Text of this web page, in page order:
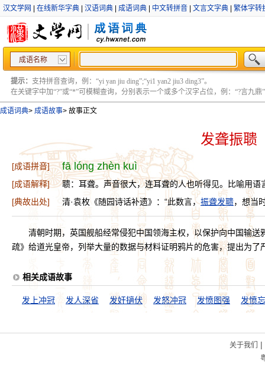
汉文学网 在线新华字典 汉语词典 成语词典 中文转拼音 文言文字典 繁体字转
成语名称
提示： 支持拼音查询，例：“yi yan jiu ding”;“yi1 yan2 jiu3 ding3”。
在关键字中加“?”或“*”可模糊查询，分别表示一个或多个汉字占位，例：“?言九鼎”
成语词典> 成语故事> 故事正文
发聋振聩
[成语拼音] fā lóng zhèn kuì
[成语解释]
聩：耳聋。声音很大，连耳聋的人也听得见。比喻用语
[典故出处]
清·袁枚《随园诗话补遗》：“此数言，振聋发聩，想当
清朝时期，英国舰船经常侵犯中国领海主权，以保护向中国输送
疏》给道光皇帝，列举大量的数据与材料证明鸦片的危害，提出为了
相关成语故事
发上冲冠 发人深省 发奸擿伏 发怒冲冠 发愤图强 发愤
关于我们 |